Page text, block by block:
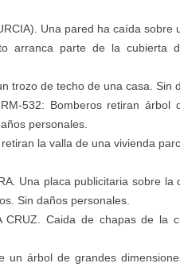
Una pared ha caída sobre
arranca parte de la cubierta
trozo de techo de una casa. Sin
532: Bomberos retiran
personales.
la valla de una vivienda
Una placa publicitaria sobre
Sin daños personales.
CRUZ. Caida de chapas de la
un árbol de grandes